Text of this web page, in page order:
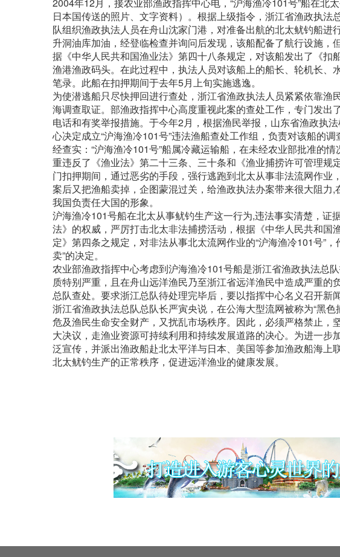
日本国传送的照片、文字资料）。根据上级指令，浙江省渔政执
队组织渔政执法人员在舟山沈家门港，对准备出航的北太鱿钓船进
升洞油库加油，经登临检查并询问后发现，该船配备了航行设施
据《中华人民共和国渔业法》第四十八条规定，对该船发出了《
渔港渔政码头。在此过程中，执法人员对该船上的船长、轮机长
笔录。此船在扣押期间于去年5月上旬实施逃逸。
为使潜逃船只尽快押回进行查处，浙江省渔政执法人员紧紧依靠
海调查取证。部渔政指挥中心高度重视此案的查处工作，专门发出
电话和有奖举报措施。于今年2月，根据渔民举报，山东省渔政执
心决定成立“沪海渔冷101号”违法渔船查处工作组，负责对该船的调
经查实：“沪海渔冷101号”船属冷藏运输船，在未经农业部批准的
重违反了《渔业法》第二十三条、三十条和《渔业捕捞许可管理
门扣押期间，通过恶劣的手段，强行逃跑到北太从事非法流网作
案后又把渔船卖掉，企图蒙混过关，给渔政执法办案带来很大阻
我国负责任大国的形象。
沪海渔冷101号船在北太从事鱿钓生产这一行为,违法事实清楚，证
法》的权威，严厉打击北太非法捕捞活动，根据《中华人民共和
定》第四条之规定，对非法从事北太流网作业的“沪海渔冷101号”
卖”的决定。
农业部渔政指挥中心考虑到沪海渔冷101号船是浙江省渔政执法总
质特别严重，且在舟山远洋渔民乃至浙江省远洋渔民中造成严重的
总队查处。要求浙江总队待处理完毕后，要以指挥中心名义召开新
浙江省渔政执法总队总队长严寅央说，在公海大型流网被称为“黑
危及渔民生命安全财产，又扰乱市场秩序。因此，必须严格禁止
大决议，走渔业资源可持续利用和持续发展道路的决心。为进一
泛宣传，并派出渔政船赴北太平洋与日本、美国等参加渔政船海
北太鱿钓生产的正常秩序，促进远洋渔业的健康发展。